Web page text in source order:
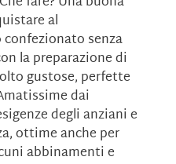
al
senza
la preparazione di
gustose, perfette
dai
degli anziani e
ottime anche per
abbinamenti e